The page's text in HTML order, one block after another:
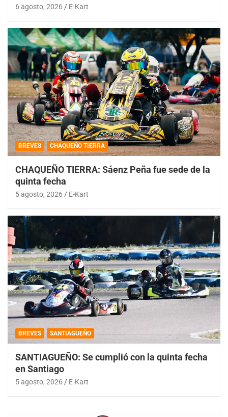
6 agosto, 2026 E-Kart
BREVES CHAQUEÑO TIERRA
CHAQUEÑO TIERRA: Sáenz Peña fue sede de la
quinta fecha
5 agosto, 2026 E-Kart
BREVES SANTIAGUEÑO
SANTIAGUEÑO: Se cumplió con la quinta fecha
en Santiago
5 agosto, 2026 E-Kart